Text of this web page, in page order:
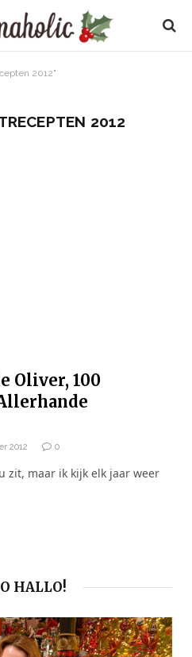
2012"
2012
Oliver, 100
2012 0
zit, maar ik kijk elk jaar weer
HALLO!